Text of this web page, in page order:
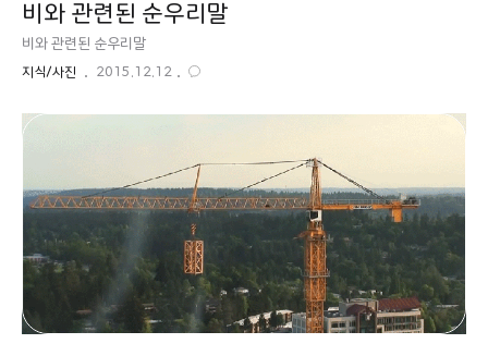
비와 관련된 순우리말
비와 관련된 순우리말
지식/사진 2015.12.12